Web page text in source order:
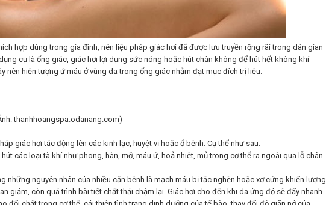
hợp dùng trong gia đình, nên liệu pháp giác hơi đã được lưu truyền rộng rãi trong dân gian
cụ là ống giác, giác hơi lợi dụng sức nóng hoặc hút chân không để hút hết không khí
nên hiện tượng ứ máu ở vùng da trong ống giác nhằm đạt mục đích trị liệu.
thanhhoangspa.odanang.com)
giác hơi tác động lên các kinh lạc, huyệt vị hoặc ổ bệnh. Cụ thể như sau:
các loại tà khí như phong, hàn, mỡ, máu ứ, hoả nhiệt, mủ trong cơ thể ra ngoài qua lỗ chân
những nguyên nhân của nhiều căn bệnh là mạch máu bị tắc nghẽn hoặc xơ cứng khiến lượng
giảm, còn quá trình bài tiết chất thải chậm lại. Giác hơi cho đến khi da ửng đỏ sẽ đẩy nhanh